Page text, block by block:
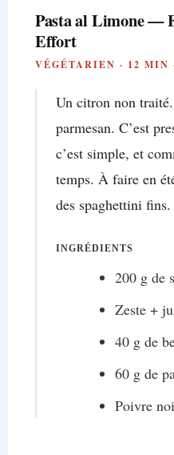
Pasta al Limone —
Effort
VÉGÉTARIEN · 12 MIN
Un citron non
parmesan. C’est
c’est simple, et
temps. À faire en
des spaghettini fins.
INGRÉDIENTS
200 g de
Zeste +
40 g de
60 g de
Poivre